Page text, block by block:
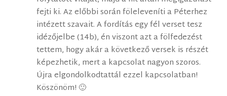
fejti ki. Az előbbi során föleleveníti a Péterhez
intézett szavait. A fordítás egy fél verset tesz
idézőjelbe (14b), én viszont azt a fölfedezést
tettem, hogy akár a következő versek is részét
képezhetik, mert a kapcsolat nagyon szoros.
Újra elgondolkodtattál ezzel kapcsolatban!
Köszönöm! 🙂